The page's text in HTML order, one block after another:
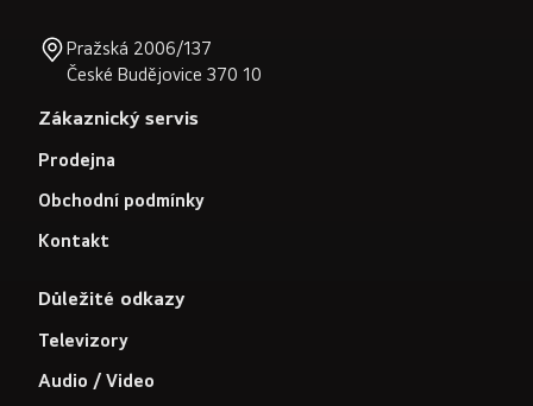
Pražská 2006/137
České Budějovice 370 10
Zákaznický servis
Prodejna
Obchodní podmínky
Kontakt
Důležité odkazy
Televizory
Audio / Video